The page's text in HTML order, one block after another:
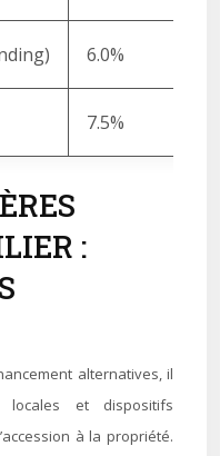
6.0%
7.5%
:
alternatives, il
et dispositifs
à la propriété.